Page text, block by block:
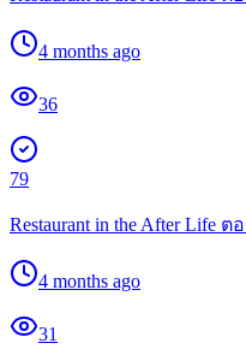
4 months ago
36
79
Restaurant in the After Life ต
4 months ago
31